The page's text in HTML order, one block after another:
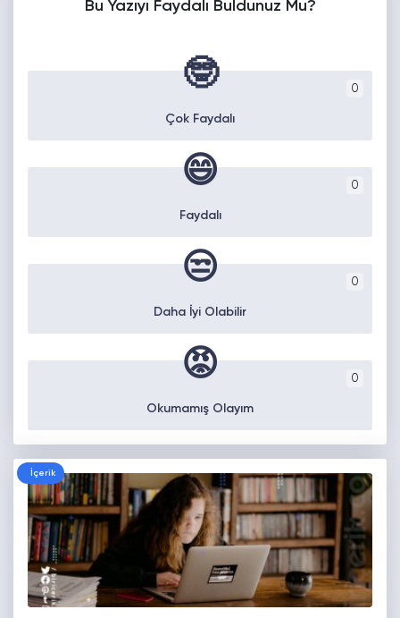
Bu Yazıyı Faydalı Buldunuz Mu?
0
🤓
Çok Faydalı
0
😄
Faydalı
0
😒
Daha İyi Olabilir
0
😡
Okumamış Olayım
İçerik